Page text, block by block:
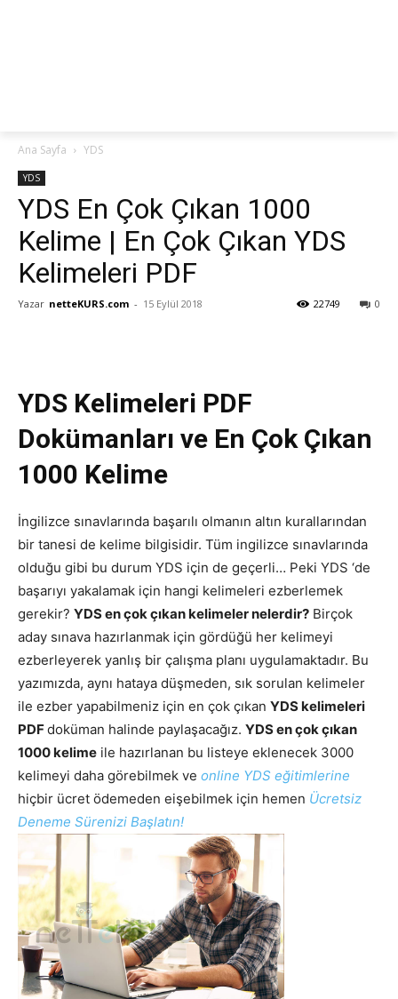
Ana Sayfa YDS
YDS
YDS En Çok Çıkan 1000
Kelime | En Çok Çıkan YDS
Kelimeleri PDF
Yazar netteKURS.com - 15 Eylül 2018 0
22749
YDS Kelimeleri PDF
Dokümanları ve En Çok Çıkan
1000 Kelime
İngilizce sınavlarında başarılı olmanın altın kurallarından
bir tanesi de kelime bilgisidir. Tüm ingilizce sınavlarında
olduğu gibi bu durum YDS için de geçerli… Peki YDS ‘de
başarıyı yakalamak için hangi kelimeleri ezberlemek
gerekir? YDS en çok çıkan kelimeler nelerdir? Birçok
aday sınava hazırlanmak için gördüğü her kelimeyi
ezberleyerek yanlış bir çalışma planı uygulamaktadır. Bu
yazımızda, aynı hataya düşmeden, sık sorulan kelimeler
ile ezber yapabilmeniz için en çok çıkan YDS kelimeleri
PDFdoküman halinde paylaşacağız. YDS en çok çıkan
1000 kelime ile hazırlanan bu listeye eklenecek 3000
kelimeyi daha görebilmek ve online YDS eğitimlerine
hiçbir ücret ödemeden eişebilmek için hemen Ücretsiz
Deneme Sürenizi Başlatın!